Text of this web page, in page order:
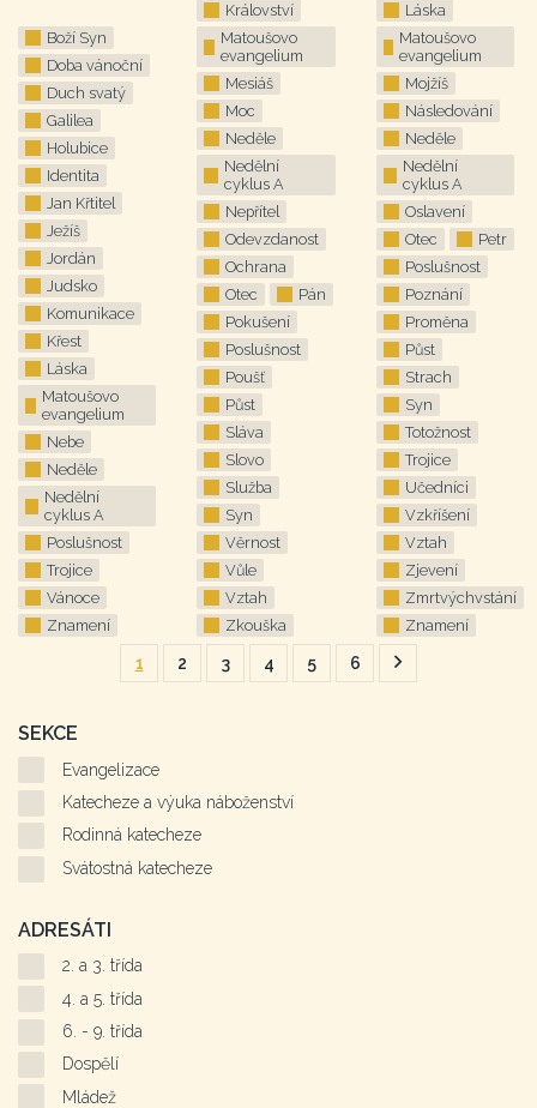
Boží Syn
Doba vánoční
Duch svatý
Galilea
Holubice
Identita
Jan Křtitel
Ježíš
Jordán
Judsko
Komunikace
Křest
Láska
Matoušovo
evangelium
Nebe
Neděle
Nedělní
cyklus A
Poslušnost
Trojice
Vánoce
Znamení
Království
Matoušovo
evangelium
Mesiáš
Moc
Neděle
Nedělní
cyklus A
Nepřítel
Odevzdanost
Ochrana
Otec
Pán
Pokušení
Poslušnost
Poušť
Půst
Sláva
Slovo
Služba
Syn
Věrnost
Vůle
Vztah
Zkouška
Láska
Matoušovo
evangelium
Mojžíš
Následování
Neděle
Nedělní
cyklus A
Oslavení
Otec
Petr
Poslušnost
Poznání
Proměna
Půst
Strach
Syn
Totožnost
Trojice
Učedníci
Vzkříšení
Vztah
Zjevení
Zmrtvýchvstání
Znamení
1 2 3 4 5 6
Následující
SEKCE
Evangelizace
Katecheze a výuka náboženství
Rodinná katecheze
Svátostná katecheze
ADRESÁTI
2. a 3. třída
4. a 5. třída
6. - 9. třída
Dospělí
Mládež